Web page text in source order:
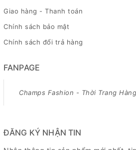
Giao hàng - Thanh toán
Chính sách bảo mật
Chính sách đổi trả hàng
FANPAGE
Champs Fashion - Thời Trang
ĐĂNG KÝ NHẬN TIN